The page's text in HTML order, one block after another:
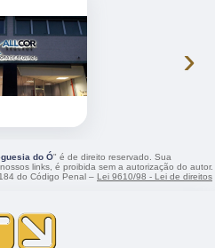
›
do Ó" é de direito reservado. Sua
links, é proibida sem a autorização do autor.
do Código Penal – Lei 9610/98 - Lei de direitos